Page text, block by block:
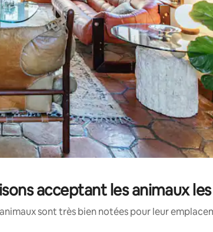
acceptant les animaux
sont très bien notées pour leur